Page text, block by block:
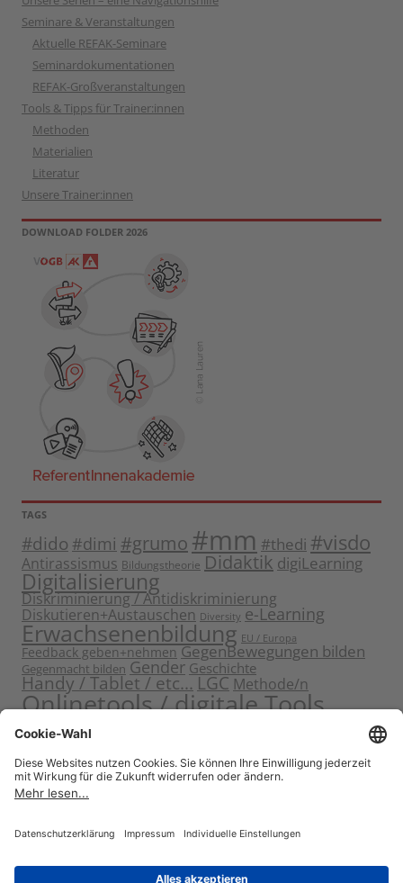
Seminare & Veranstaltungen
Aktuelle REFAK-Seminare
Seminardokumentationen
REFAK-Großveranstaltungen
Tools & Tipps für Trainer:innen
Methoden
Materialien
Literatur
Unsere Trainer:innen
DOWNLOAD FOLDER 2026
TAGS
#dido #dimi #grumo #mm #thedi #visdo
Antirassismus Bildungstheorie Didaktik digiLearning
Digitalisierung
Diskriminierung / Antidiskriminierung
Diskutieren+Austauschen Diversity e-Learning
Erwachsenenbildung EU / Europa
Feedback geben+nehmen GegenBewegungen bilden
Gegenmacht bilden Gender Geschichte
Handy / Tablet / etc...LGC Methode/n
Onlinetools / digitale Tools
Politische Bildung
Sensibilisieren Sichern+Verankern Solidarität
Starten+Kennenlernen Tagung
Teamentwicklung+Gruppendynamik
VideoVisualisierung Voneinander+miteinander lernen